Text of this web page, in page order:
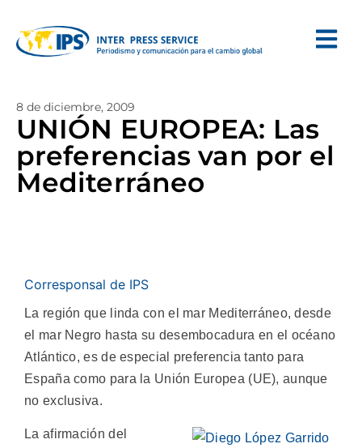
8 de diciembre, 2009
UNIÓN EUROPEA: Las
preferencias van por el
Mediterráneo
Corresponsal de IPS
La región que linda con el mar Mediterráneo, desde
el mar Negro hasta su desembocadura en el océano
Atlántico, es de especial preferencia tanto para
España como para la Unión Europea (UE), aunque
no exclusiva.
La afirmación del